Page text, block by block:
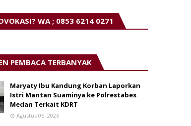
WA ; 0853 6214 0271
PEMBACA TERBANYAK
Maryaty Ibu Kandung Korban Laporkan
Istri Mantan Suaminya ke Polrestabes
Medan Terkait KDRT
Agustus 06, 2026